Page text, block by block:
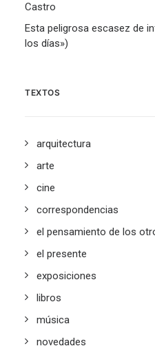
Castro
Esta peligrosa escasez de
los días»)
TEXTOS
arquitectura
arte
cine
correspondencias
el pensamiento de los
el presente
exposiciones
libros
música
novedades